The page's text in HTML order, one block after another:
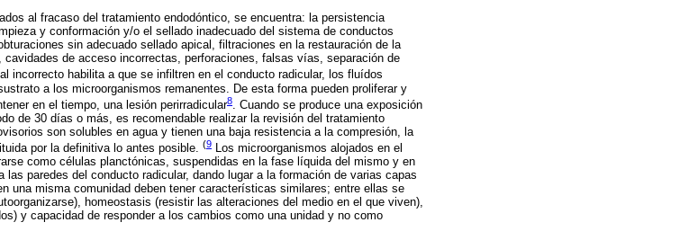
al fracaso del tratamiento endodóntico, se encuentra: la persistencia
y conformación y/o el sellado inadecuado del sistema de conductos
sin adecuado sellado apical, filtraciones en la restauración de la
de acceso incorrectas, perforaciones, falsas vías, separación de
incorrecto habilita a que se infiltren en el conducto radicular, los fluídos
a los microorganismos remanentes. De esta forma pueden proliferar y
en el tiempo, una lesión perirradicular8
. Cuando se produce una exposición
de 30 días o más, es recomendable realizar la revisión del tratamiento
son solubles en agua y tienen una baja resistencia a la compresión, la
por la definitiva lo antes posible. (9 Los microorganismos alojados en el
como células planctónicas, suspendidas en la fase líquida del mismo y en
las paredes del conducto radicular, dando lugar a la formación de varias capas
una misma comunidad deben tener características similares; entre ellas se
homeostasis (resistir las alteraciones del medio en el que viven),
y capacidad de responder a los cambios como una unidad y no como